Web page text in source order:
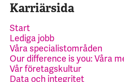
Karriärsida
Start
Lediga jobb
Våra specialistområden
Our difference is you: Våra
Vår företagskultur
Data och integritet